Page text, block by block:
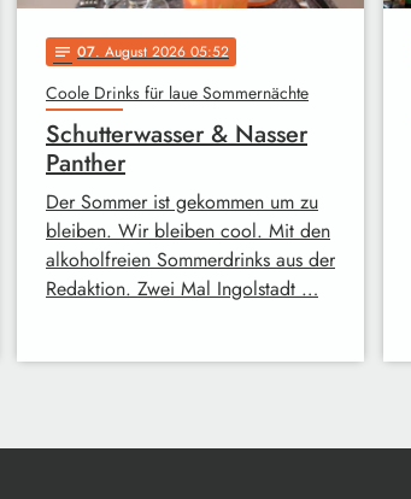
notes 07. August 2026 05:52
Coole Drinks für laue Sommernächte
Schutterwasser & Nasser
Panther
Der Sommer ist gekommen um zu
bleiben. Wir bleiben cool. Mit den
alkoholfreien Sommerdrinks aus der
Redaktion. Zwei Mal Ingolstadt …